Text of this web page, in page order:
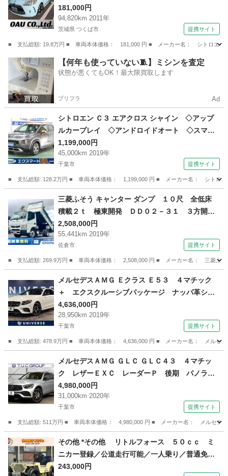
181,000円
94,820km 2011年
茨城県 つくば市 提携サイト
■ 支払総額: 19.8万円 ■ 車両本体価格： 181,000 円 ■ メーカー名： シトロエ
茨城 つくば市 その他
【何年も使っていない🧵】ミシンを査定
状態が悪くてもOK！最大限買取します
プリフラ Ad
シトロエン Ｃ３ エアクロス シャイン ◇アップ
ルカープレイ ◇アンドロイドオート ◇スマー
トキー ◇クルーズコントロール ◇クリアラン
スソナー ◇ＥＴＣ ◇衝突軽減ブレーキ ◇ブ
ラインドスポットモニタリング ◇点検記録簿
（検9.10）
1,199,000円
45,000km 2019年
千葉市 提携サイト
■ 支払総額: 128.2万円 ■ 車両本体価格： 1,199,000 円 ■ メーカー名： シト
その他
三菱ふそう キャンター ダンプ １０尺 全低床
積載２ｔ 極東開発 ＤＤ０２－３１ ３方開
手動コボレーン ３，０５０×１，６００ ５ｔ限
定免許対応 走行５５千ｋｍ 積載２ｔ Ｉ５
５速 マニュアル ２ｔダンプ 極東ダンプ 小
型ダンプ ＥＴＣ１．０ （なし）
2,508,000円
55,441km 2019年
佐倉市 提携サイト
■ 支払総額: 269.9万円 ■ 車両本体価格： 2,508,000 円 ■ メーカー名： 三菱
その他
メルセデスＡＭＧ Ｅクラス Ｅ５３ ４マチック
＋ エクスクルーシブパッケージ ナッパ革シー
ト Ｂｕｒｍｅｓｔｅｒサウンド 純正ナビ 地
デジ ３６０度カメラシステム レーダーセーフ
ティパッケージ 純正２０インチアルミ 全席シ
ートヒーター パワーシート （検10.3）
4,636,000円
28,950km 2019年
千葉市 提携サイト
■ 支払総額: 478.9万円 ■ 車両本体価格： 4,636,000 円 ■ メーカー名： メルセ
その他
メルセデスＡＭＧ ＧＬＣ ＧＬＣ４３ ４マチッ
ク レザーＥＸＣ レーダーＰ 後期 パノラマ
サンルーフ 全席ヒーター赤黒革 ＨＵＤ ディ
ストロ ブラインドＳ ＡＭＧエアロ２０ＡＷ
ＨＤＤナビＴＶ ３６０カメ キーＧＯ ２年保
証 （検9.6）
4,980,000円
31,000km 2020年
千葉市 提携サイト
■ 支払総額: 511万円 ■ 車両本体価格： 4,980,000 円 ■ メーカー名： メルセ
千葉 千葉市 その他
その他 *その他 リトルフォース ５０ｃｃ ミ
ニカー登録／公道走行可能／一人乗り／普通免許
運転ＯＫ／ （なし）
243,000円